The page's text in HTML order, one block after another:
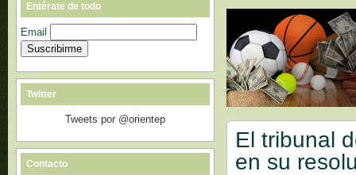
El tribunal
en su
Entérate de todo
Email
Twitter
Tweets por @orientep
Contacto